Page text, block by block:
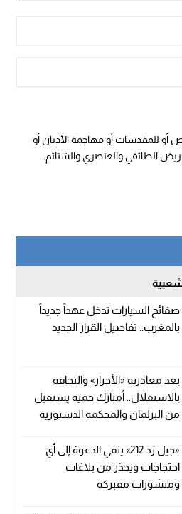
أو للمقدسات أو مهاجمة الأديان أو
الطائفي والعنصري والشتائم.
شعبية
صفائح السيارات تدخل عهداً جديداً
بالمغرب.. تفاصيل القرار الجديد
بعد مغادرته «الأحرار» والتحاقه
بالاستقلال.. أمبارك حمية يستقيل
من البرلمان والمحكمة الدستورية
«جيل زد 212» ينفي الدعوة إلى أي
احتجاجات ويحذر من بلاغات
ومنشورات مفبركة